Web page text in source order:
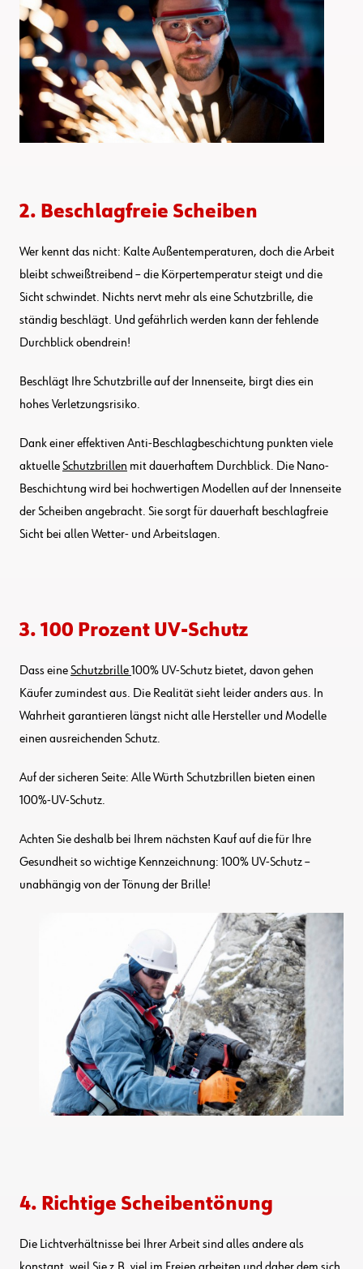
2. Beschlagfreie Scheiben
Wer kennt das nicht: Kalte Außentemperaturen, doch die Arbeit
bleibt schweißtreibend – die Körpertemperatur steigt und die
Sicht schwindet. Nichts nervt mehr als eine Schutzbrille, die
ständig beschlägt. Und gefährlich werden kann der fehlende
Durchblick obendrein!
Beschlägt Ihre Schutzbrille auf der Innenseite, birgt dies ein
hohes Verletzungsrisiko.
Dank einer effektiven Anti-Beschlagbeschichtung punkten viele
aktuelleSchutzbrillen mit dauerhaftem Durchblick. Die Nano-
Beschichtung wird bei hochwertigen Modellen auf der Innenseite
der Scheiben angebracht. Sie sorgt für dauerhaft beschlagfreie
Sicht bei allen Wetter- und Arbeitslagen.
3. 100 Prozent UV-Schutz
Dass eineSchutzbrille100% UV-Schutz bietet, davon gehen
Käufer zumindest aus. Die Realität sieht leider anders aus. In
Wahrheit garantieren längst nicht alle Hersteller und Modelle
einen ausreichenden Schutz.
Auf der sicheren Seite: Alle Würth Schutzbrillen bieten einen
100%-UV-Schutz.
Achten Sie deshalb bei Ihrem nächsten Kauf auf die für Ihre
Gesundheit so wichtige Kennzeichnung: 100% UV-Schutz –
unabhängig von der Tönung der Brille!
4. Richtige Scheibentönung
Die Lichtverhältnisse bei Ihrer Arbeit sind alles andere als